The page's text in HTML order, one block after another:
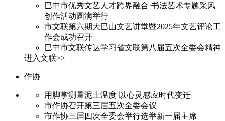
巴中市优秀文艺人才跨界融合·书法艺术专题采风
创作活动圆满举行
市文联第六期大巴山文艺讲堂暨2025年文艺评论工
作会成功召开
巴中市文联传达学习省文联第八届五次全委会精神
进入文联>>
作协
用脚掌测量泥土温度 以心灵感应时代变迁
市作协召开第三届五次全委会议
市作协三届四次全委会举行选举新一届主席